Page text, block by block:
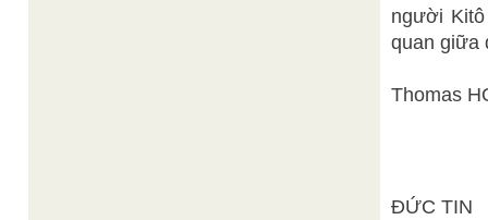
người
quan giữa
Thomas
ĐỨC TIN